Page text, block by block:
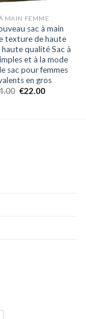
MAIN FEMME
sac à main
texture de haute
qualité Sac à
et à la mode
sac pour femmes
en gros
€22.00